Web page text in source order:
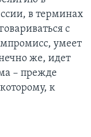
в терминах
с
умеет
же, идет
– прежде
к